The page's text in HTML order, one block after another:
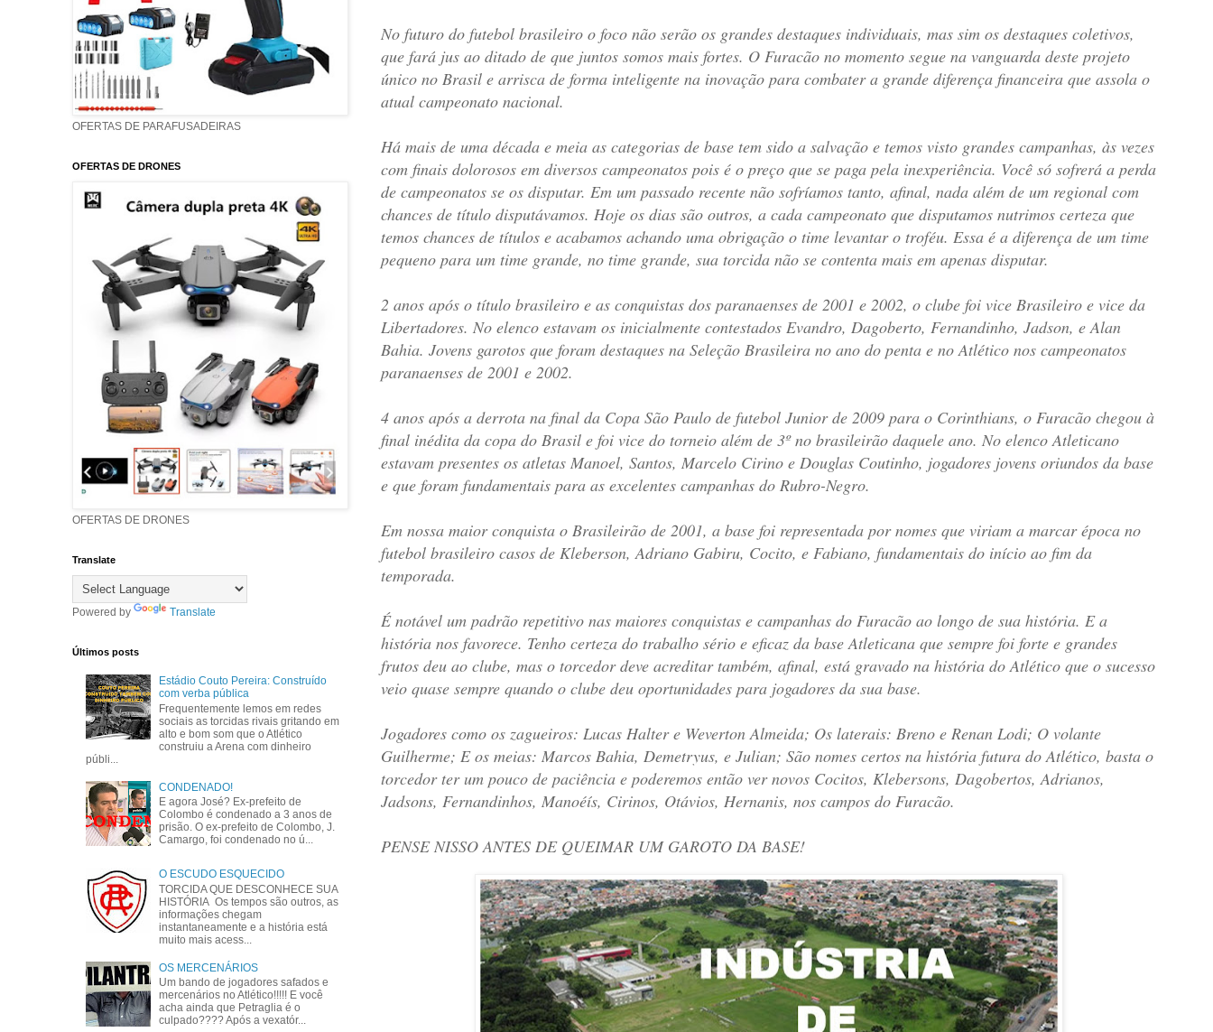
No futuro do futebol brasileiro o foco não serão os grandes destaques individuais, mas sim os destaques coletivos,
que fará jus ao ditado de que juntos somos mais fortes. O Furacão no momento segue na vanguarda deste projeto
único no Brasil e arrisca de forma inteligente na inovação para combater a grande diferença financeira que assola o
atual campeonato nacional.
Há mais de uma década e meia as categorias de base tem sido a salvação e temos visto grandes campanhas, às vezes
com finais dolorosos em diversos campeonatos pois é o preço que se paga pela inexperiência. Você só sofrerá a perda
de campeonatos se os disputar. Em um passado recente não sofríamos tanto, afinal, nada além de um regional com
chances de título disputávamos. Hoje os dias são outros, a cada campeonato que disputamos nutrimos certeza que
temos chances de títulos e acabamos achando uma obrigação o time levantar o troféu. Essa é a diferença de um time
pequeno para um time grande, no time grande, sua torcida não se contenta mais em apenas disputar.
2 anos após o título brasileiro e as conquistas dos paranaenses de 2001 e 2002, o clube foi vice Brasileiro e vice da
Libertadores. No elenco estavam os inicialmente contestados Evandro, Dagoberto, Fernandinho, Jadson, e Alan
Bahia. Jovens garotos que foram destaques na Seleção Brasileira no ano do penta e no Atlético nos campeonatos
paranaenses de 2001 e 2002.
4 anos após a derrota na final da Copa São Paulo de futebol Junior de 2009 para o Corinthians, o Furacão chegou à
final inédita da copa do Brasil e foi vice do torneio além de 3º no brasileirão daquele ano. No elenco Atleticano
estavam presentes os atletas Manoel, Santos, Marcelo Cirino e Douglas Coutinho, jogadores jovens oriundos da base
e que foram fundamentais para as excelentes campanhas do Rubro-Negro.
Em nossa maior conquista o Brasileirão de 2001, a base foi representada por nomes que viriam a marcar época no
futebol brasileiro casos de Kleberson, Adriano Gabiru, Cocito, e Fabiano, fundamentais do início ao fim da
temporada.
É notável um padrão repetitivo nas maiores conquistas e campanhas do Furacão ao longo de sua história. E a
história nos favorece. Tenho certeza do trabalho sério e eficaz da base Atleticana que sempre foi forte e grandes
frutos deu ao clube, mas o torcedor deve acreditar também, afinal, está gravado na história do Atlético que o sucesso
veio quase sempre quando o clube deu oportunidades para jogadores da sua base.
Jogadores como os zagueiros: Lucas Halter e Weverton Almeida; Os laterais: Breno e Renan Lodi; O volante
Guilherme; E os meias: Marcos Bahia, Demetryus, e Julian; São nomes certos na história futura do Atlético, basta o
torcedor ter um pouco de paciência e poderemos então ver novos Cocitos, Klebersons, Dagobertos, Adrianos,
Jadsons, Fernandinhos, Manoéís, Cirinos, Otávios, Hernanis, nos campos do Furacão.
PENSE NISSO ANTES DE QUEIMAR UM GAROTO DA BASE!
OFERTAS DE PARAFUSADEIRAS
OFERTAS DE DRONES
OFERTAS DE DRONES
Translate
Powered by Translate
Últimos posts
Estádio Couto Pereira: Construído
com verba pública
Frequentemente lemos em redes
sociais as torcidas rivais gritando em
alto e bom som que o Atlético
construiu a Arena com dinheiro
públi...
CONDENADO!
E agora José? Ex-prefeito de
Colombo é condenado a 3 anos de
prisão. O ex-prefeito de Colombo, J.
Camargo, foi condenado no ú...
O ESCUDO ESQUECIDO
TORCIDA QUE DESCONHECE SUA
HISTÓRIA Os tempos são outros, as
informações chegam
instantaneamente e a história está
muito mais acess...
OS MERCENÁRIOS
Um bando de jogadores safados e
mercenários no Atlético!!!!! E você
acha ainda que Petraglia é o
culpado???? Após a vexatór...